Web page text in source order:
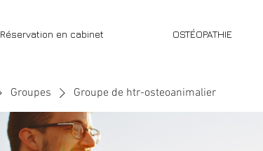
Réservation en cabinet OSTÉOPATHIE
Groupes Groupe de htr-osteoanimalier